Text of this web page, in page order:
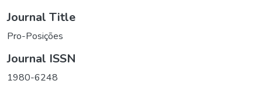
Journal Title
Pro-Posições
Journal ISSN
1980-6248